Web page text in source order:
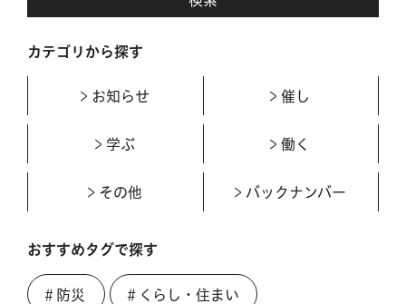
カテゴリから探す
お知らせ 催し
学ぶ 働く
その他 バックナンバー
おすすめタグで探す
＃防災 ＃くらし・住まい